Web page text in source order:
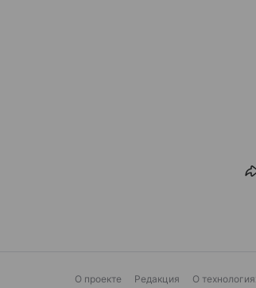
О проекте Редакция О